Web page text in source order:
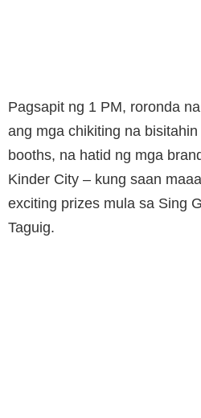
Pagsapit ng 1 PM, roronda
ang mga chikiting na
booths, na hatid ng mga
Kinder City – kung saan
exciting prizes mula sa Sing
Taguig.